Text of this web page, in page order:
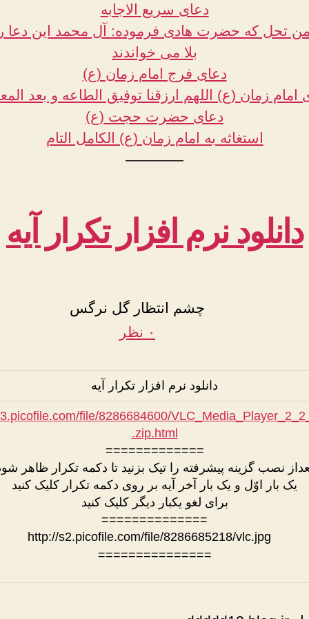
دعای سریع الاجابه
تحل که حضرت هادی فرموده: آل محمد این دعا
بلا می خواندند
دعای فرج امام زمان (ع)
امام زمان (ع) اللهم ارزقنا توفیق الطاعه و بعد
دعای حضرت حجت (ع)
استغاثه به امام زمان (ع) الکامل التام
————
دانلود نرم افزار تکرار آیه
چشم انتظار گل نرگس
۰ نظر
دانلود نرم افزار تکرار آیه
file/8286684600/
.zip.html
=============
نصب گزینه پیشرفته را تیک بزنید تا دکمه تکرار ظاهر
یک بار اوّل و یک بار آخر آیه بر روی دکمه تکرار کلیک کنید
برای لغو یکبار دیگر کلیک کنید
==============
===============